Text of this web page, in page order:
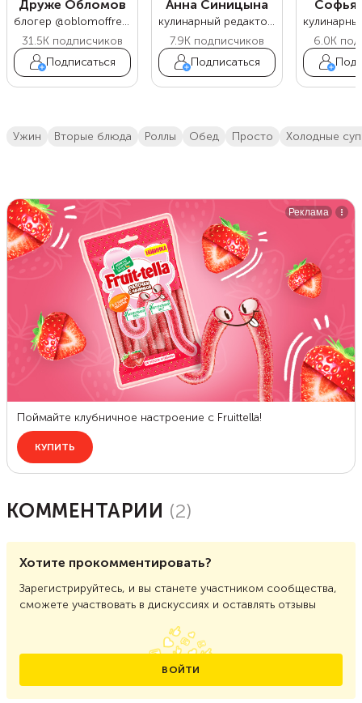
Друже Обломов
блогер @oblomoffrecipe
31.5K подписчиков
Подписаться
Анна Синицына
кулинарный редактор Food.ru
7.9K подписчиков
Подписаться
Софья
6.0K
ужин вторые блюда роллы обед просто холодные
КОММЕНТАРИИ (2)
Хотите прокомментировать?
Зарегистрируйтесь, и вы станете участником сообщества,
сможете участвовать в дискуссиях и оставлять отзывы
ВОЙТИ